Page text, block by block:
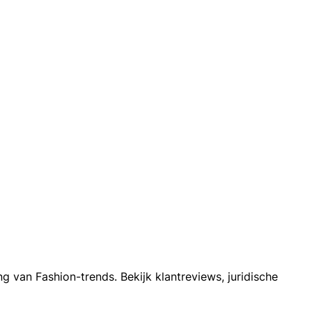
van Fashion-trends. Bekijk klantreviews, juridische